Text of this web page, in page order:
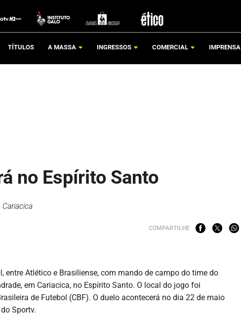
TÍTULOS A MASSA INGRESSOS COMERCIAL IMPRENSA
no Espírito Santo
COMPARTILHE
entre Atlético e Brasiliense, com mando de campo do time do
em Cariacica, no Espírito Santo. O local do jogo foi
de Futebol (CBF). O duelo acontecerá no dia 22 de maio
Sportv.